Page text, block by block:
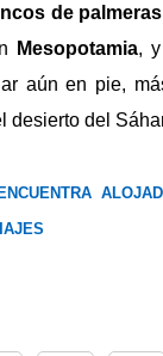
de palmeras
Mesopotamia,
aún en pie,
desierto del